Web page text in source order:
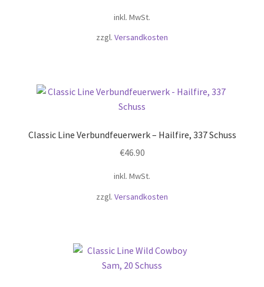
inkl. MwSt.
zzgl. Versandkosten
Classic Line Verbundfeuerwerk – Hailfire, 337 Schuss
€46.90
inkl. MwSt.
zzgl. Versandkosten